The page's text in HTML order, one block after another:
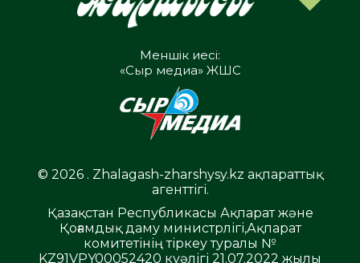
Меншік иесі:
«Сыр медиа» ЖШС
© 2026 . Zhalagash-zharshysy.kz ақпараттық
агенттігі.
Қазақстан Республикасы Ақпарат және
Қоғамдық даму министрлігі,Ақпарат
комитетінің тіркеу туралы №
KZ91VPY00052420 куәлігі 21.07.2022 жылы